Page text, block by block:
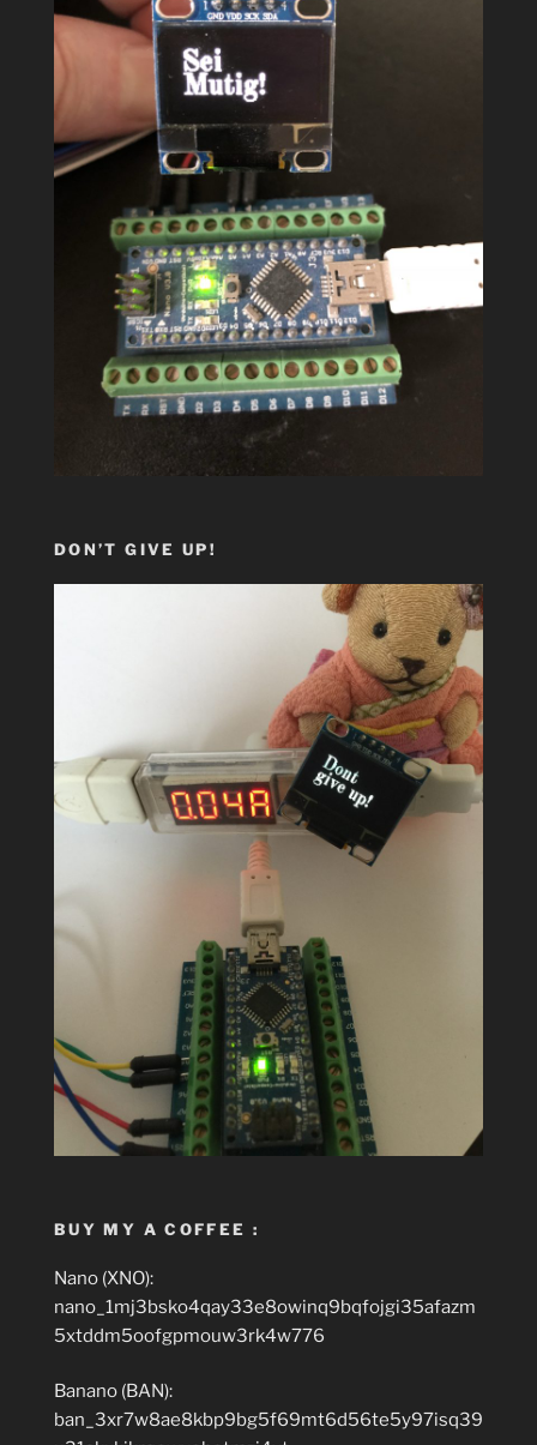
DON’T GIVE UP!
BUY MY A COFFEE :
Nano (XNO):
nano_1mj3bsko4qay33e8owinq9bqfojgi35afazm
5xtddm5oofgpmouw3rk4w776
Banano (BAN):
ban_3xr7w8ae8kbp9bg5f69mt6d56te5y97isq39